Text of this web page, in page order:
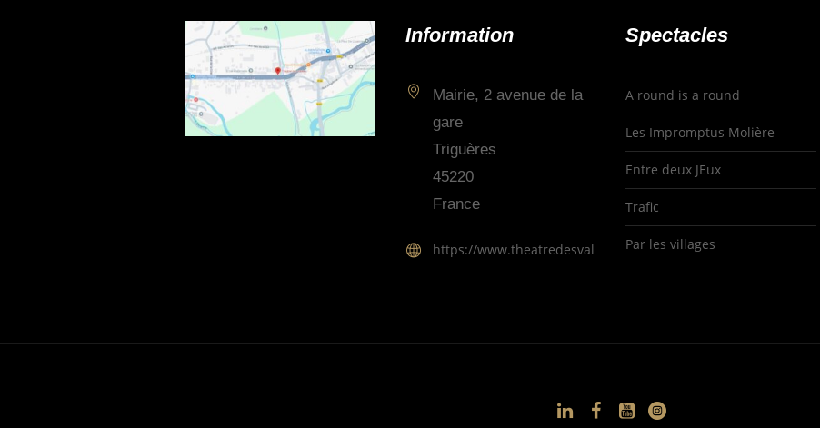
Information
Mairie, 2 avenue de la
gare
Triguères
45220
France
https://www.theatredesvallees.fr
Spectacles
A round is a round
Les Impromptus Molière
Entre deux JEux
Trafic
Par les villages